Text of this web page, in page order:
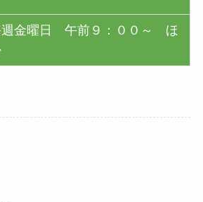
週金曜日 午前９：００～ ほ